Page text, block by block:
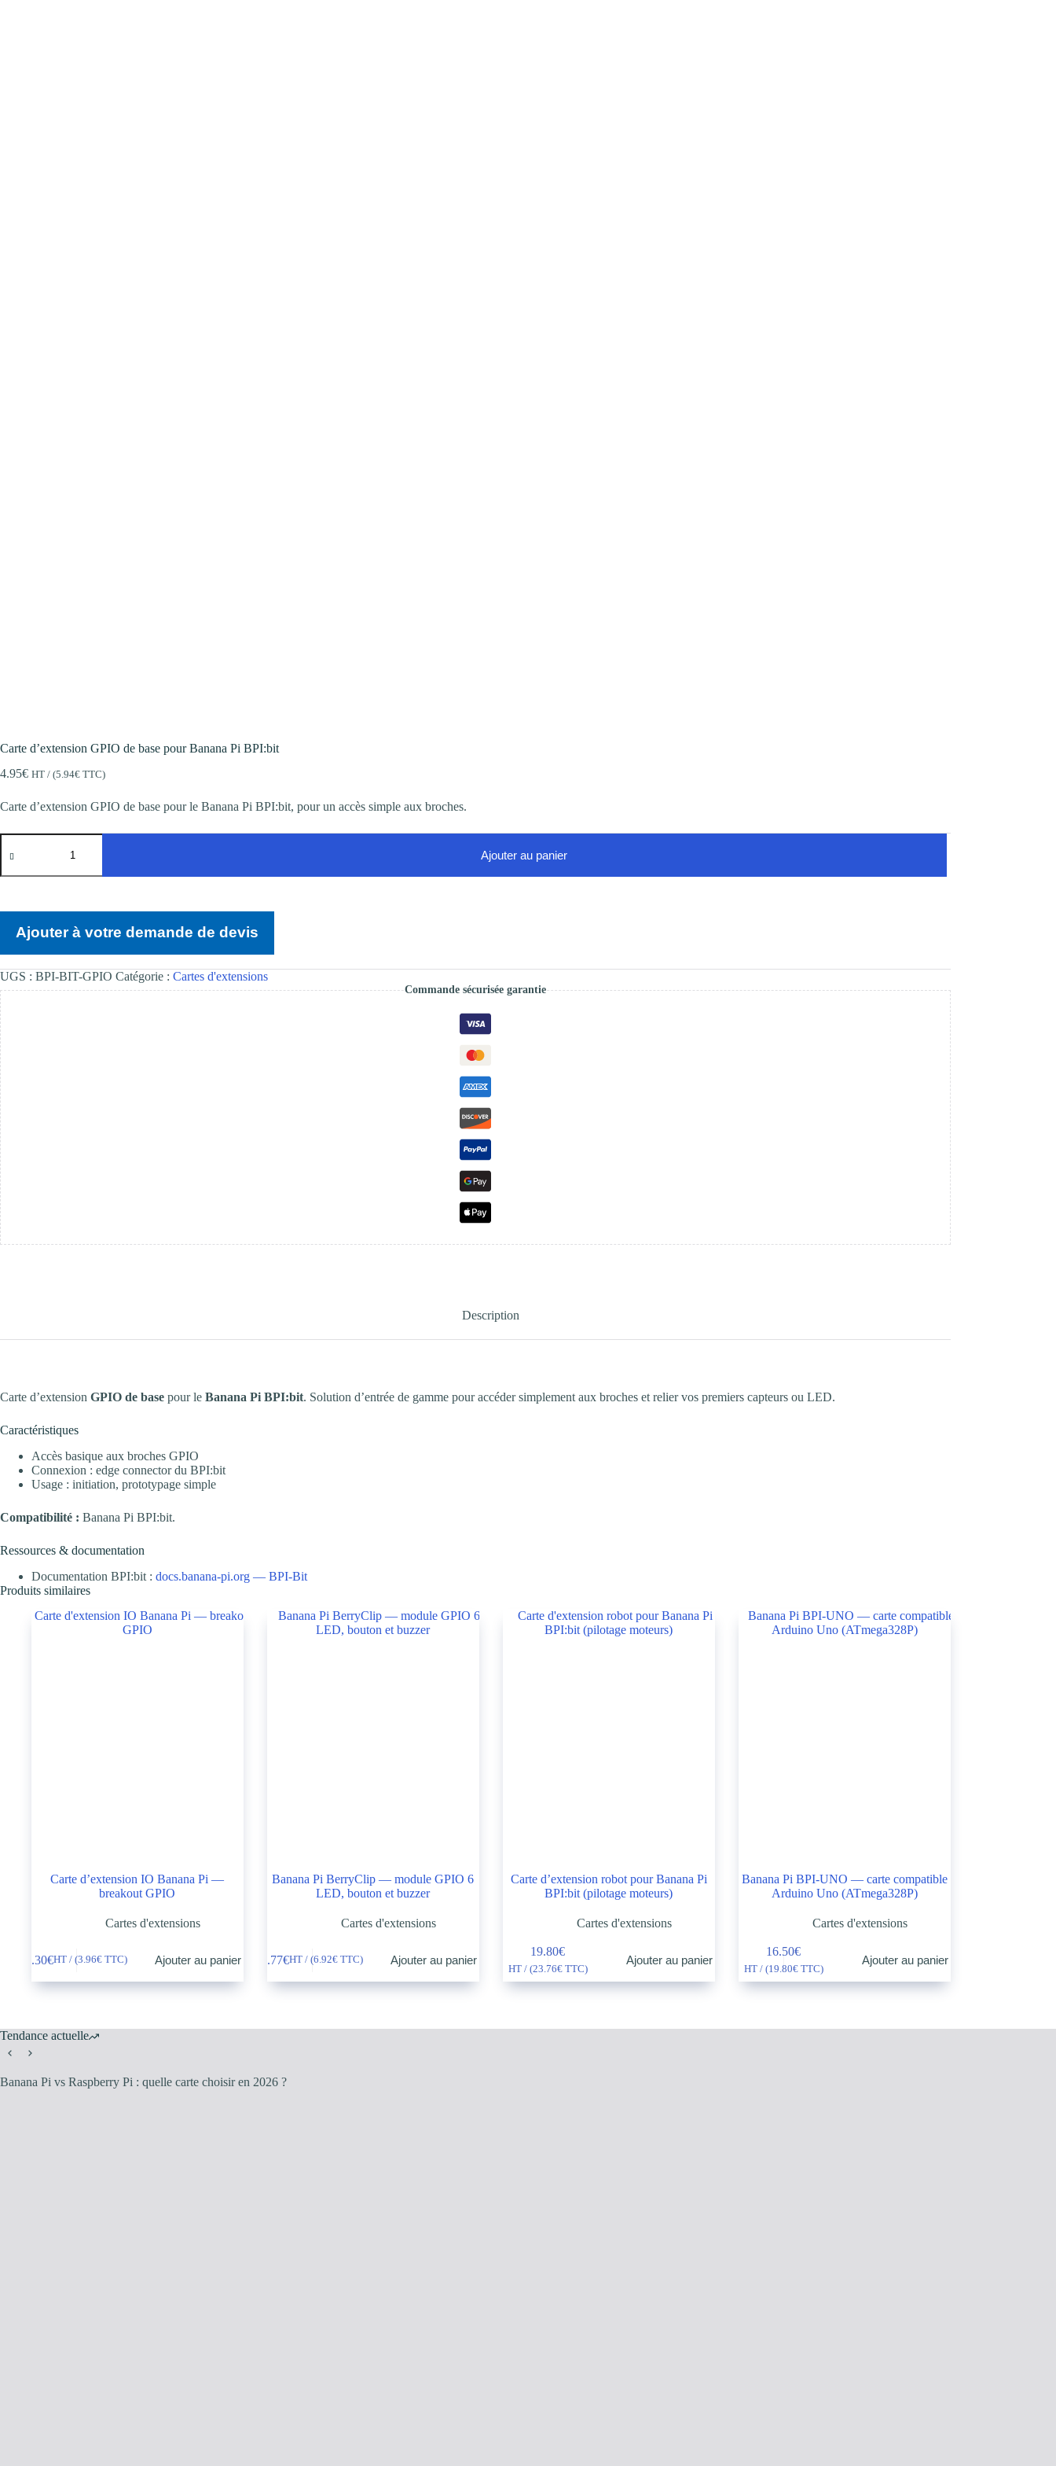
Carte d’extension GPIO de base pour Banana Pi BPI:bit
4.95€ HT / (5.94€ TTC)
Carte d’extension GPIO de base pour le Banana Pi BPI:bit, pour un accès simple aux broches.
quantité
de
d'extension
pour
BPI:bit
Ajouter au panier
Ajouter à votre demande de devis
UGS : BPI-BIT-GPIO Catégorie : Cartes d'extensions
Commande sécurisée garantie
Description
Carte d’extension GPIO de base pour le Banana Pi BPI:bit. Solution d’entrée de gamme pour accéder simplement aux broches et relier vos premiers capteurs ou LED.
Caractéristiques
Accès basique aux broches GPIO
Connexion : edge connector du BPI:bit
Usage : initiation, prototypage simple
Compatibilité : Banana Pi BPI:bit.
Ressources & documentation
Documentation BPI:bit : docs.banana-pi.org — BPI-Bit
Produits similaires
Carte d’extension IO Banana Pi —
breakout GPIO
Cartes d'extensions
3.30€HT / (3.96€ TTC) Ajouter au panier
Banana Pi BerryClip — module GPIO 6
LED, bouton et buzzer
Cartes d'extensions
5.77€HT / (6.92€ TTC) Ajouter au panier
Carte d’extension robot pour Banana Pi
BPI:bit (pilotage moteurs)
Cartes d'extensions
19.80€
HT / (23.76€TTC)
Ajouter au panier
Banana Pi BPI-UNO — carte compatible
Arduino Uno (ATmega328P)
Cartes d'extensions
16.50€
HT / (19.80€TTC)
Ajouter au panier
Tendance actuelle
Banana Pi vs Raspberry Pi : quelle carte choisir en 2026 ?